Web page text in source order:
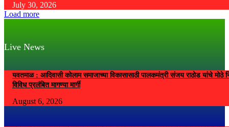
July 30, 2026
Load more
Live News
यवतमाळ : आदिवासी कोलाम समाजाच्या विकासासाठी पालकमंत्री संजय राठोड यांचे मोठे
विविध प्रलंबित मागण्या मार्गी
August 6, 2026